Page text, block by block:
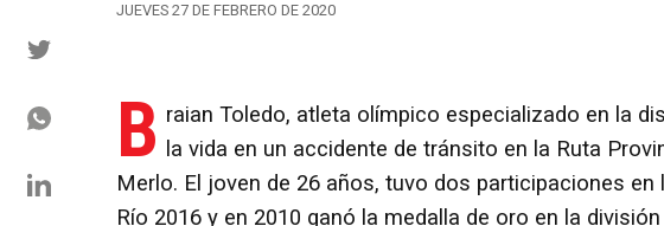
JUEVES 27 DE FEBRERO DE 2020
B raian Toledo, atleta olímpico especializado en la
la vida en un accidente de tránsito en la Ruta
Merlo. El joven de 26 años, tuvo dos participaciones
Río 2016 y en 2010 ganó la medalla de oro en la